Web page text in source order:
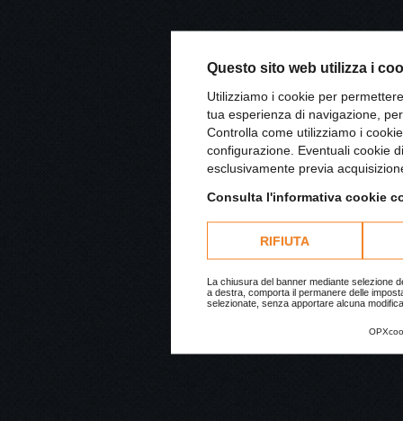
Questo sito web utilizza i
Utilizziamo i cookie per
tua esperienza di navigazione,
Controlla come utilizziamo i
configurazione. Eventuali cookie
esclusivamente previa
Consulta l'informativa cookie
RIFIUTA
La chiusura del banner mediante selezione
a destra, comporta il permanere delle
selezionate, senza apportare alcuna